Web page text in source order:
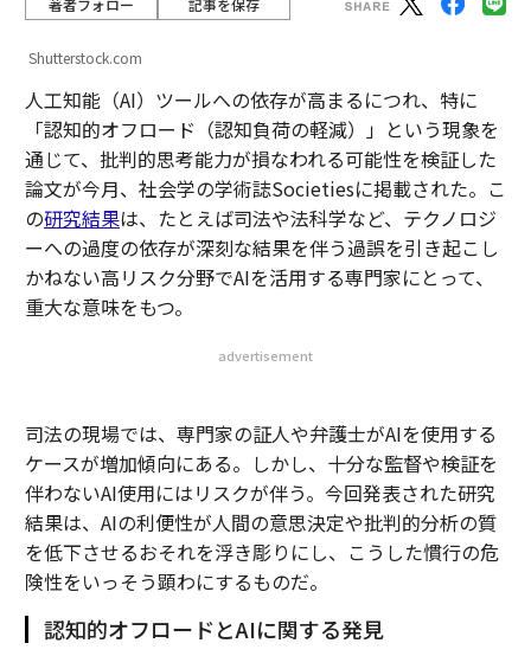
Shutterstock.com
人工知能（AI）ツールへの依存が高まるにつれ、特に
「認知的オフロード（認知負荷の軽減）」という現象を
通じて、批判的思考能力が損なわれる可能性を検証した
論文が今月、社会学の学術誌Societiesに掲載された。こ
の研究結果は、たとえば司法や法科学など、テクノロジ
ーへの過度の依存が深刻な結果を伴う過誤を引き起こし
かねない高リスク分野でAIを活用する専門家にとって、
重大な意味をもつ。
advertisement
司法の現場では、専門家の証人や弁護士がAIを使用する
ケースが増加傾向にある。しかし、十分な監督や検証を
伴わないAI使用にはリスクが伴う。今回発表された研究
結果は、AIの利便性が人間の意思決定や批判的分析の質
を低下させるおそれを浮き彫りにし、こうした慣行の危
険性をいっそう顕わにするものだ。
認知的オフロードとAIに関する発見